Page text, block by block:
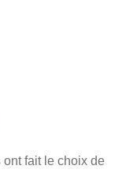
ont fait le choix de